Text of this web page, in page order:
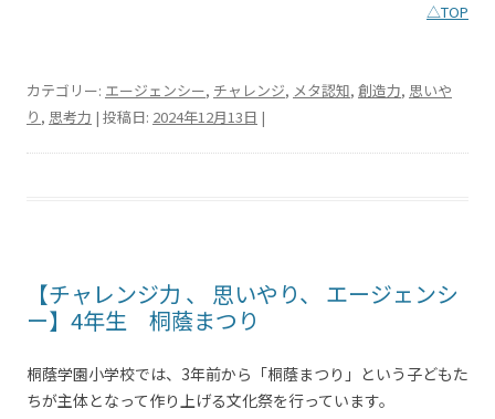
△TOP
カテゴリー: エージェンシー, チャレンジ, メタ認知, 創造力, 思いや
り , 思考力 | 投稿日: 2024年12月13日 |
【チャレンジ力 、 思いやり、 エージェンシ
ー】4年生 桐蔭まつり
桐蔭学園小学校では、3年前から「桐蔭まつり」という子どもた
ちが主体となって作り上げる文化祭を行っています。